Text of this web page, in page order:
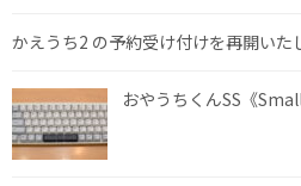
かえうち2 の予約受け付けを再開いた
おやうちくんSS《